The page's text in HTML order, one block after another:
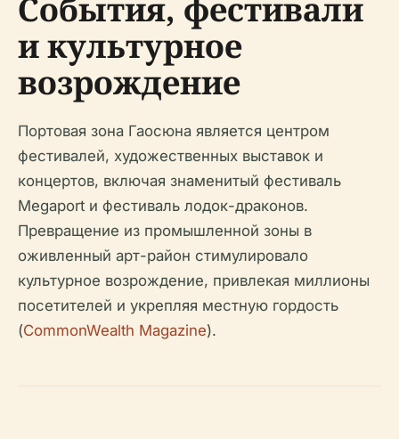
События, фестивали
и культурное
возрождение
Портовая зона Гаосюна является центром
фестивалей, художественных выставок и
концертов, включая знаменитый фестиваль
Megaport и фестиваль лодок-драконов.
Превращение из промышленной зоны в
оживленный арт-район стимулировало
культурное возрождение, привлекая миллионы
посетителей и укрепляя местную гордость
(CommonWealth Magazine).